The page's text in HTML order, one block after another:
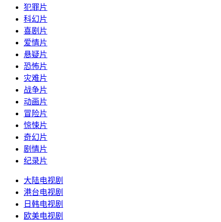
犯罪片
科幻片
喜剧片
爱情片
悬疑片
恐怖片
灾难片
战争片
动画片
冒险片
惊悚片
奇幻片
剧情片
纪录片
大陆电视剧
港台电视剧
日韩电视剧
欧美电视剧